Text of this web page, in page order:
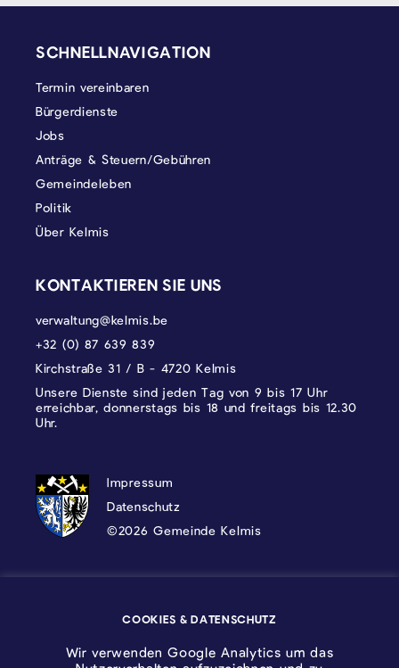
SCHNELLNAVIGATION
Termin vereinbaren
Bürgerdienste
Jobs
Anträge & Steuern/Gebühren
Gemeindeleben
Politik
Über Kelmis
KONTAKTIEREN SIE UNS
verwaltung@kelmis.be
+32 (0) 87 639 839
Kirchstraße 31 / B - 4720 Kelmis
Unsere Dienste sind jeden Tag von 9 bis 17 Uhr
erreichbar, donnerstags bis 18 und freitags bis 12.30
Uhr.
DATENSCHUTZ, IMPRESSUM UND
Impressum
Datenschutz
©2026 Gemeinde Kelmis
COOKIES & DATENSCHUTZ
Wir verwenden Google Analytics um das